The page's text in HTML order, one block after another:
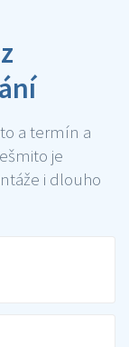
a termín a
je
i dlouho